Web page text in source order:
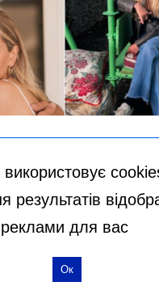
французькі
щаслива Віра
новим
результатів
реклами для вас
Ок